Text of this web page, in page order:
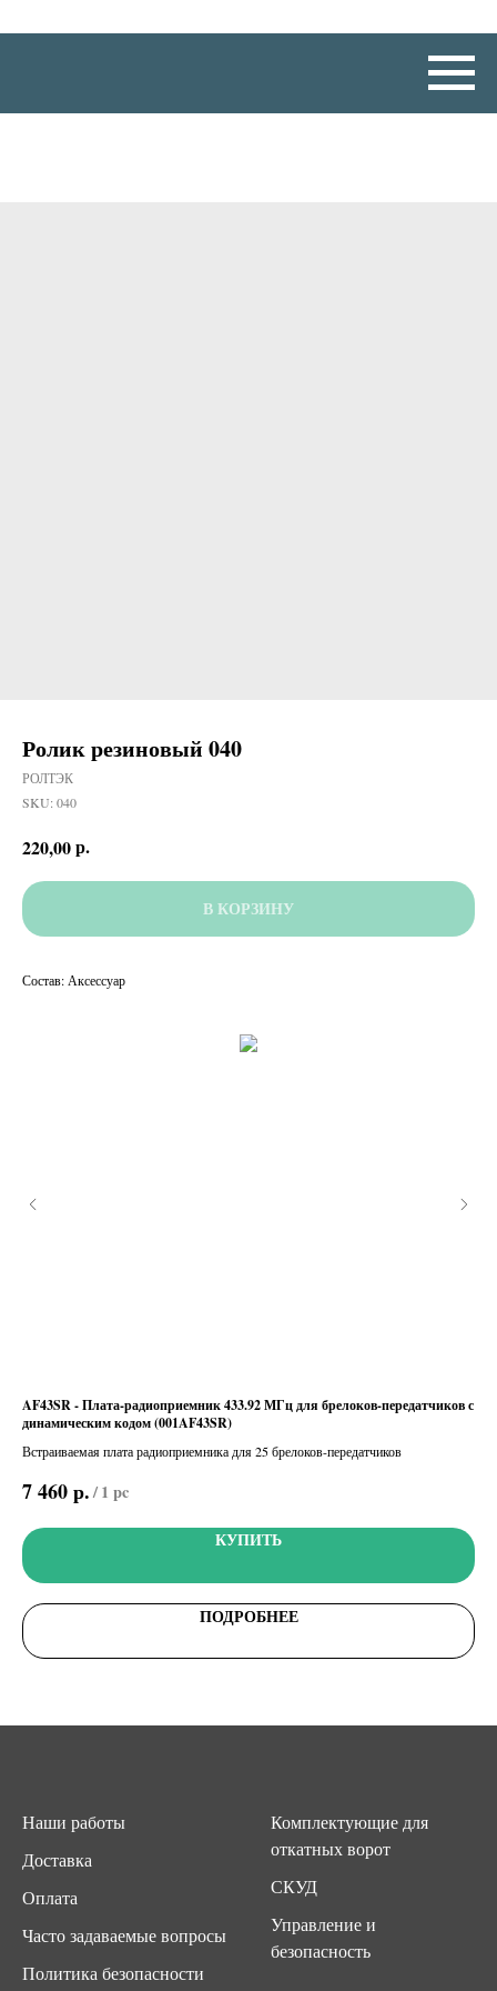
Ролик резиновый 040
РОЛТЭК
SKU: 040
220,00р.
В КОРЗИНУ
Состав: Аксессуар
AF43SR - Плата-радиоприемник 433.92 МГц для брелоков-передатчиков с
динамическим кодом (001AF43SR)
Встраиваемая плата радиоприемника для 25 брелоков-передатчиков
7 460р./1 pc
КУПИТЬ
ПОДРОБНЕЕ
Наши работы
Доставка
Оплата
Часто задаваемые вопросы
Политика безопасности
Комплектующие для
откатных ворот
СКУД
Управление и
безопасность